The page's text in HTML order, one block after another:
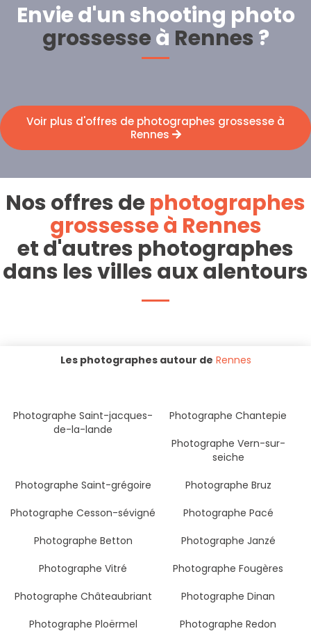
Envie d'un shooting photo
grossesseà Rennes ?
Voir plus d'offres de photographes grossesse à
Rennes
Nos offres dephotographes
grossesse à Rennes
et d'autres photographes
dans les villes aux alentours
Les photographes autour de Rennes
Photographe Saint-jacques-
de-la-lande
Photographe Chantepie
Photographe Vern-sur-
seiche
Photographe Saint-grégoire
Photographe Bruz
Photographe Cesson-sévigné
Photographe Pacé
Photographe Betton
Photographe Janzé
Photographe Vitré
Photographe Fougères
Photographe Châteaubriant
Photographe Dinan
Photographe Ploërmel
Photographe Redon